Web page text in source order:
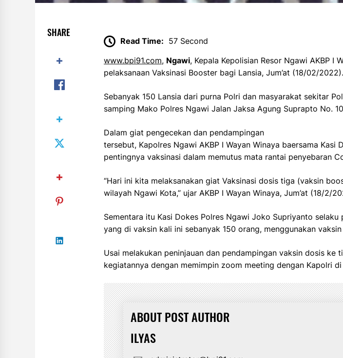
SHARE
Read Time: 57 Second
www.bpi91.com, Ngawi, Kepala Kepolisian Resor Ngawi AKBP I
pelaksanaan Vaksinasi Booster bagi Lansia, Jum’at (18/02/2022).
Sebanyak 150 Lansia dari purna Polri dan masyarakat sekitar
samping Mako Polres Ngawi Jalan Jaksa Agung Suprapto No.
Dalam giat pengecekan dan pendampingan
tersebut, Kapolres Ngawi AKBP I Wayan Winaya baersama
pentingnya vaksinasi dalam memutus mata rantai penyebaran
“Hari ini kita melaksanakan giat Vaksinasi dosis tiga (vaksin
wilayah Ngawi Kota,” ujar AKBP I Wayan Winaya, Jum’at (18/2/
Sementara itu Kasi Dokes Polres Ngawi Joko Supriyanto
yang di vaksin kali ini sebanyak 150 orang, menggunakan
Usai melakukan peninjauan dan pendampingan vaksin dosis ke
kegiatannya dengan memimpin zoom meeting dengan Kapolri
ABOUT POST AUTHOR
ILYAS